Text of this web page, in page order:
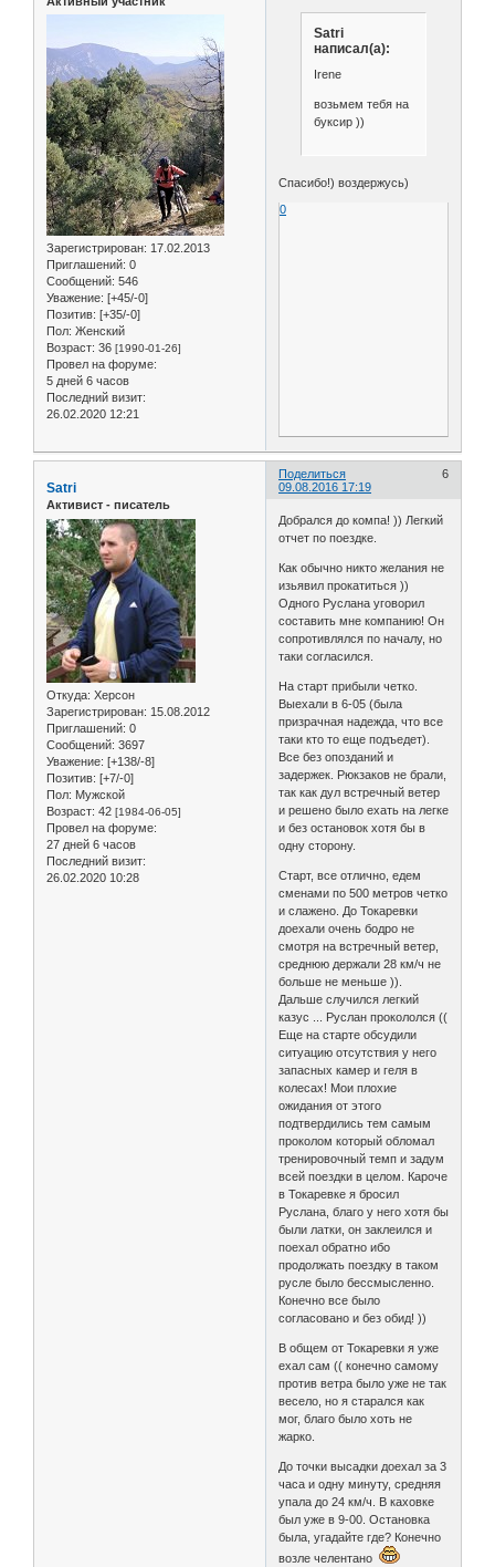
Зарегистрирован: 17.02.2013
Приглашений: 0
Сообщений: 546
Уважение: [+45/-0]
Позитив: [+35/-0]
Пол: Женский
Возраст: 36 [1990-01-26]
Провел на форуме:
5 дней 6 часов
Последний визит:
26.02.2020 12:21
Satri
написал(а):
Irene
возьмем тебя на
буксир ))
Спасибо!) воздержусь)
0
Поделиться
6
09.08.2016 17:19
Satri
Активист - писатель
Откуда: Херсон
Зарегистрирован: 15.08.2012
Приглашений: 0
Сообщений: 3697
Уважение: [+138/-8]
Позитив: [+7/-0]
Пол: Мужской
Возраст: 42 [1984-06-05]
Провел на форуме:
27 дней 6 часов
Последний визит:
26.02.2020 10:28
Добрался до компа! )) Легкий
отчет по поездке.
Как обычно никто желания не
изьявил прокатиться ))
Одного Руслана уговорил
составить мне компанию! Он
сопротивлялся по началу, но
таки согласился.
На старт прибыли четко.
Выехали в 6-05 (была
призрачная надежда, что все
таки кто то еще подъедет).
Все без опозданий и
задержек. Рюкзаков не брали,
так как дул встречный ветер
и решено было ехать на легке
и без остановок хотя бы в
одну сторону.
Старт, все отлично, едем
сменами по 500 метров четко
и слажено. До Токаревки
доехали очень бодро не
смотря на встречный ветер,
среднюю держали 28 км/ч не
больше не меньше )).
Дальше случился легкий
казус ... Руслан прокололся ((
Еще на старте обсудили
ситуацию отсутствия у него
запасных камер и геля в
колесах! Мои плохие
ожидания от этого
подтвердились тем самым
проколом который обломал
тренировочный темп и задум
всей поездки в целом. Кароче
в Токаревке я бросил
Руслана, благо у него хотя бы
были латки, он заклеился и
поехал обратно ибо
продолжать поездку в таком
русле было бессмысленно.
Конечно все было
согласовано и без обид! ))
В общем от Токаревки я уже
ехал сам (( конечно самому
против ветра было уже не так
весело, но я старался как
мог, благо было хоть не
жарко.
До точки высадки доехал за 3
часа и одну минуту, средняя
упала до 24 км/ч. В каховке
был уже в 9-00. Остановка
была, угадайте где? Конечно
возле челентано